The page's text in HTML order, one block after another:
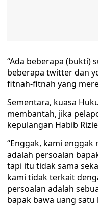
“Ada beberapa (bukti)
beberapa twitter dan
fitnah-fitnah yang
Sementara, kuasa
membantah, jika
kepulangan Habib
“Enggak, kami
adalah persoalan
tapi itu tidak sama
kami tidak terkait
persoalan adalah
bapak bawa uang satu